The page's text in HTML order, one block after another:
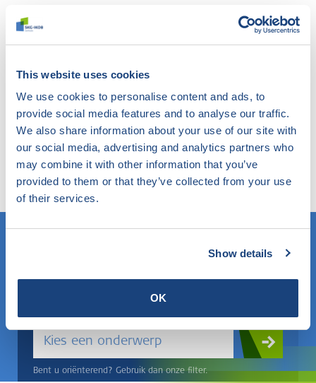
This website uses cookies
We use cookies to personalise content and ads, to
provide social media features and to analyse our traffic.
We also share information about your use of our site with
our social media, advertising and analytics partners who
may combine it with other information that you’ve
provided to them or that they’ve collected from your use
of their services.
Show details
OK
Vragen
Niet gevonden wat u zocht?
Probeer onze slimme filter eens. Hier zoekt u in de
website op elk gewenst onderwerp en komt u te
weten wat SKG-IKOB hierbinnen doet en weet.
OF
Kies een onderwerp
Bent u oriënterend? Gebruik dan onze filter.